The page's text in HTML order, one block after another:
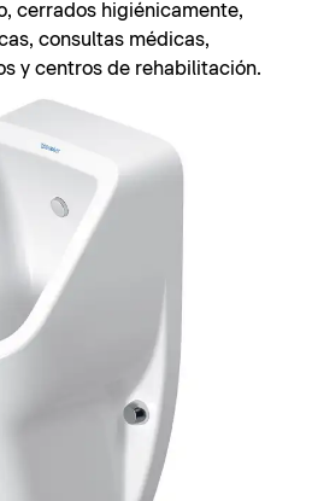
cerrados higiénicamente,
consultas médicas,
y centros de rehabilitación.